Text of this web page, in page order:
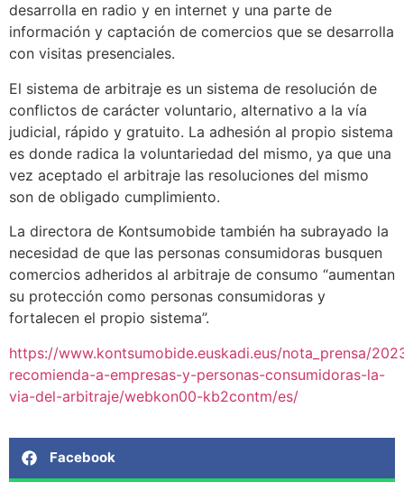
desarrolla en radio y en internet y una parte de
información y captación de comercios que se desarrolla
con visitas presenciales.
El sistema de arbitraje es un sistema de resolución de
conflictos de carácter voluntario, alternativo a la vía
judicial, rápido y gratuito. La adhesión al propio sistema
es donde radica la voluntariedad del mismo, ya que una
vez aceptado el arbitraje las resoluciones del mismo
son de obligado cumplimiento.
La directora de Kontsumobide también ha subrayado la
necesidad de que las personas consumidoras busquen
comercios adheridos al arbitraje de consumo “aumentan
su protección como personas consumidoras y
fortalecen el propio sistema”.
https://www.kontsumobide.euskadi.eus/nota_prensa/
recomienda-a-empresas-y-personas-consumidoras-la-
via-del-arbitraje/webkon00-kb2contm/es/
Facebook